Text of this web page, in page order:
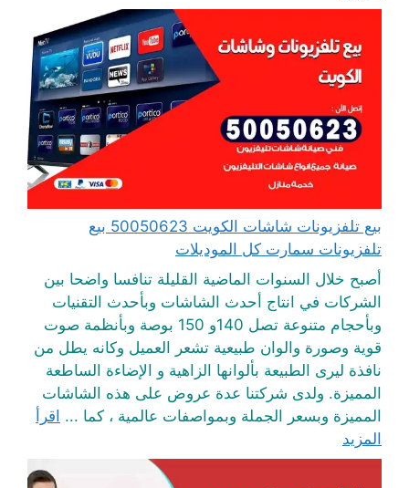
بيع تلفزيونات شاشات الكويت 50050623 بيع
تلفزيونات سمارت كل الموديلات
أصبح خلال السنوات الماضية القليلة تنافسا واضحا بين
الشركات في انتاج أحدث الشاشات وبأحدث التقنيات
وبأحجام متنوعة تصل 140و 150 بوصة وبأنظمة صوت
قوية وصورة والوان طبيعية تشعر العميل وكانه يطل من
نافذة ليرى الطبيعة بألوانها الزاهية و الإضاءة الساطعة
المميزة. ولدى شركتنا عدة عروض على هذه الشاشات
المميزة وبسعر الجملة وبمواصفات عالمية ، كما ... اقرأ
المزيد